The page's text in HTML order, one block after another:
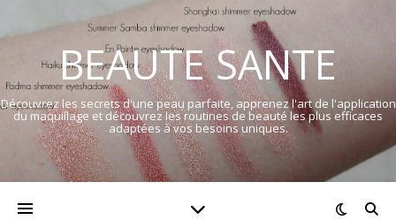
BEAUTE SANTE
Découvrez les secrets d'une peau parfaite, apprenez l'art de l'application
du maquillage et découvrez les routines de beauté les plus efficaces
adaptées à vos besoins uniques.